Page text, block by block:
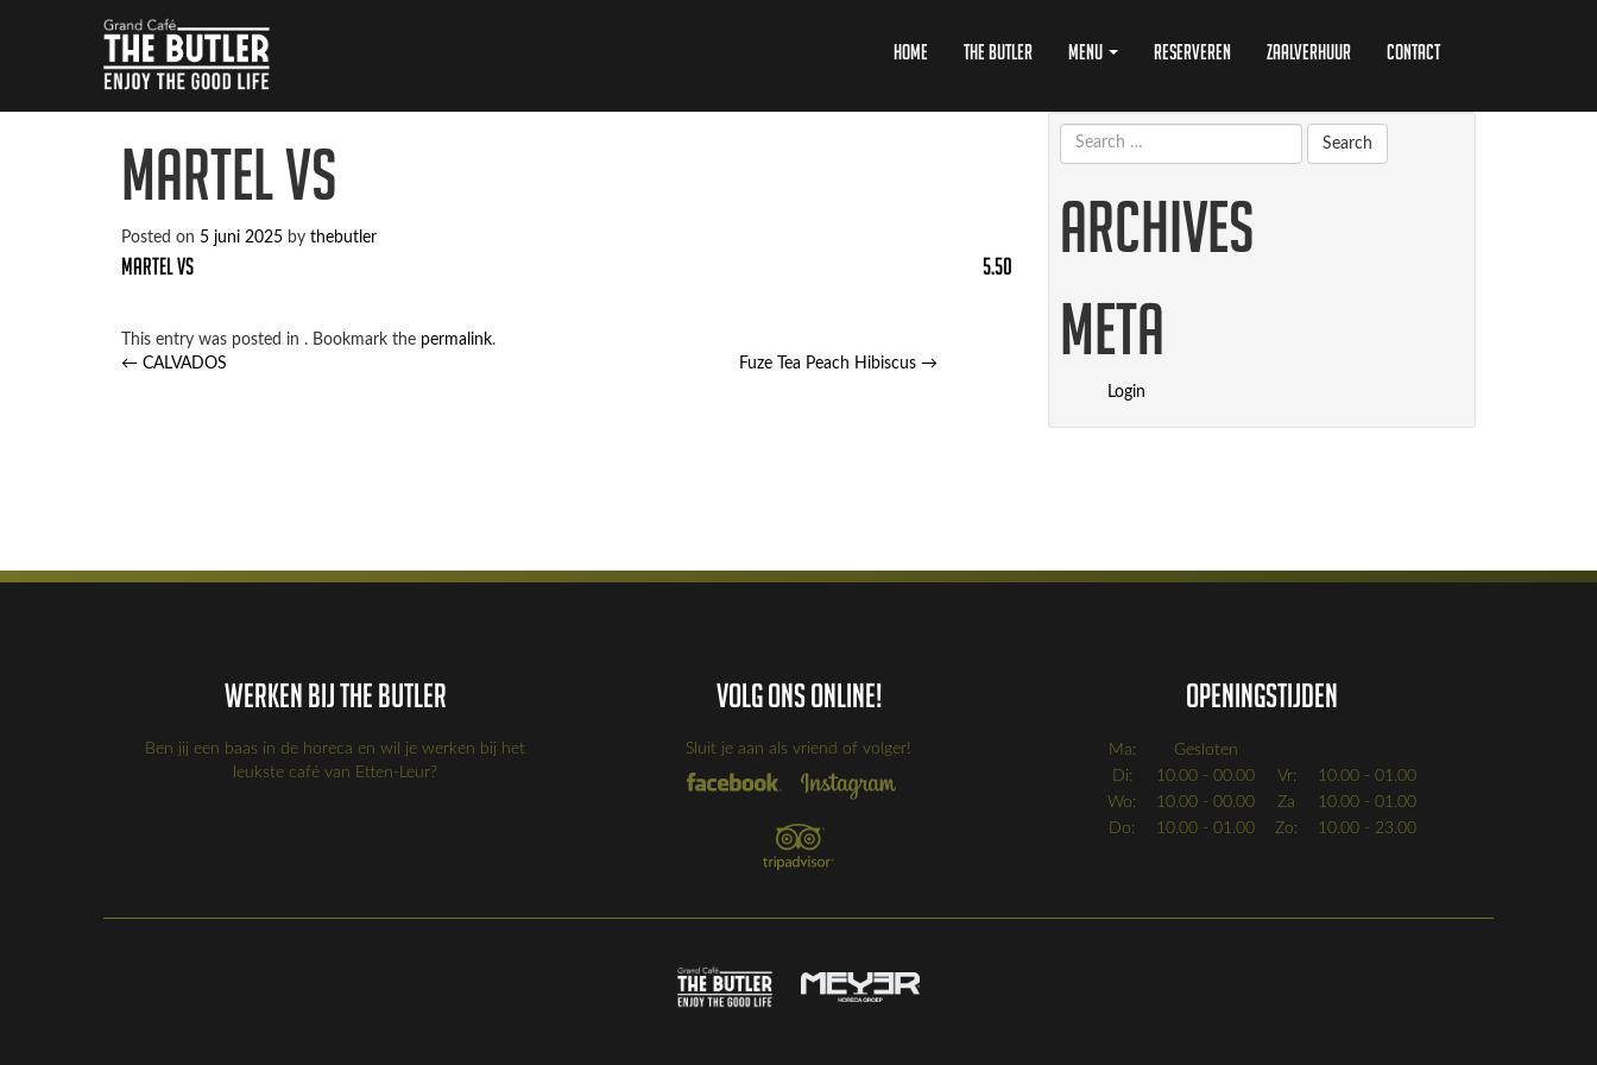
Home The Butler Menu Reserveren Zaalverhuur Contact
MARTEL VS
Posted on 5 juni 2025 by thebutler
MARTEL VS 5.50
This entry was posted in . Bookmark the permalink.
Post
← CALVADOS Fuze Tea Peach Hibiscus→
Archives
Meta
Login
Werken bij the Butler
Ben jij een baas in de horeca en wil je werken bij het
leukste café van Etten-Leur?
Volg ons online!
Sluit je aan als vriend of volger!
Openingstijden
Ma:
Gesloten
Di:
10.00 - 00.00 Vr:
10.00 - 01.00
Wo:
10.00 - 00.00 Za
10.00 - 01.00
Do:
10.00 - 01.00 Zo: 10.00 - 23.00